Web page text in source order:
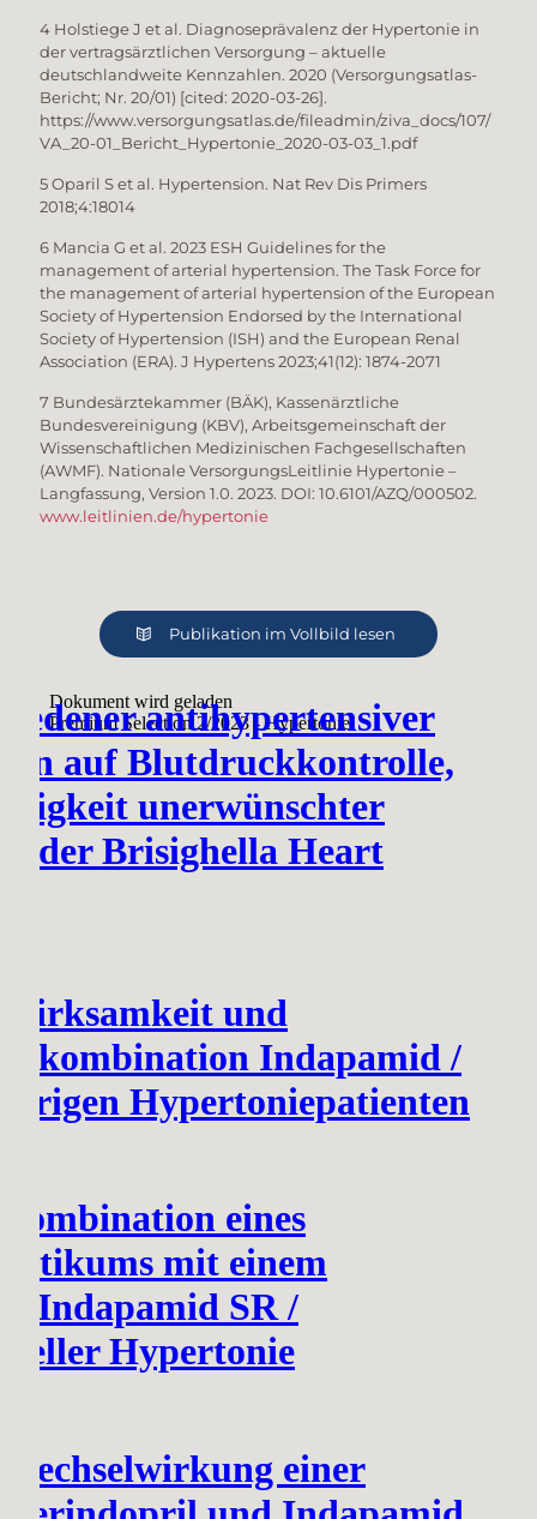
4 Holstiege J et al. Diagnoseprävalenz der Hypertonie in
der vertragsärztlichen Versorgung – aktuelle
deutschlandweite Kennzahlen. 2020 (Versorgungsatlas-
Bericht; Nr. 20/01) [cited: 2020-03-26].
https://www.versorgungsatlas.de/fileadmin/ziva_docs/107/
VA_20-01_Bericht_Hypertonie_2020-03-03_1.pdf
5 Oparil S et al. Hypertension. Nat Rev Dis Primers
2018;4:18014
6 Mancia G et al. 2023 ESH Guidelines for the
management of arterial hypertension. The Task Force for
the management of arterial hypertension of the European
Society of Hypertension Endorsed by the International
Society of Hypertension (ISH) and the European Renal
Association (ERA). J Hypertens 2023;41(12): 1874-2071
7 Bundesärztekammer (BÄK), Kassenärztliche
Bundesvereinigung (KBV), Arbeitsgemeinschaft der
Wissenschaftlichen Medizinischen Fachgesellschaften
(AWMF). Nationale VersorgungsLeitlinie Hypertonie –
Langfassung, Version 1.0. 2023. DOI: 10.6101/AZQ/000502.
www.leitlinien.de/hypertonie
Publikation im Vollbild lesen